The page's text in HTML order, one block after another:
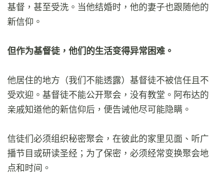
基督，甚至受洗。当他结婚时，他的妻子也跟随他的
新信仰。
但作为基督徒，他们的生活变得异常困难。
他居住的地方（我们不能透露）基督徒不被信任且不
受欢迎。基督徒不能公开聚会，没有教堂。阿布达的
亲戚知道他的新信仰后，便告诫他尽可能隐瞒。
信徒们必须组织秘密聚会，在彼此的家里见面、听广
播节目或研读圣经；为了保密，必须经常变换聚会地
点和时间。